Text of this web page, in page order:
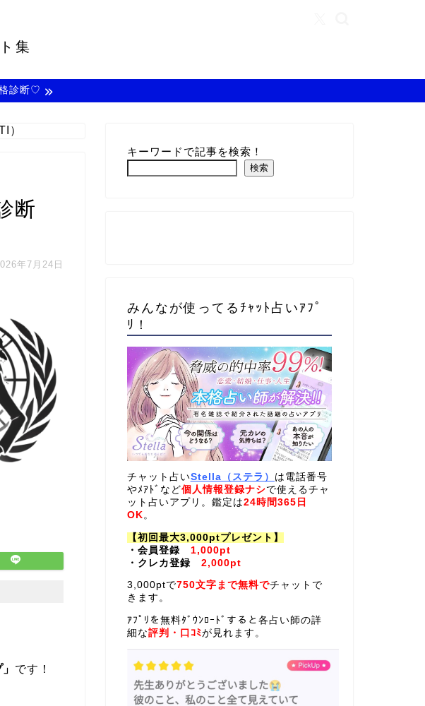
集
診断♡
）
断
年7月24日
です！
キーワードで記事を検索！
検索
みんなが使ってるﾁｬｯﾄ占いｱﾌﾟ
ﾘ！
チャット占いStella（ステラ） は電話番号
やﾒｱﾄﾞなど個人情報登録ナシで使えるチャ
ット占いアプリ。鑑定は24時間365日
OK 。
【初回最大3,000ptプレゼント】
・会員登録 1,000pt
・クレカ登録 2,000pt
3,000ptで750文字まで無料でチャットで
きます。
ｱﾌﾟﾘを無料ﾀﾞｳﾝﾛｰﾄﾞすると各占い師の詳
細な評判・口ｺﾐが見れます。